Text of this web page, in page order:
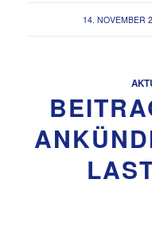
14. NOVEMBER
/